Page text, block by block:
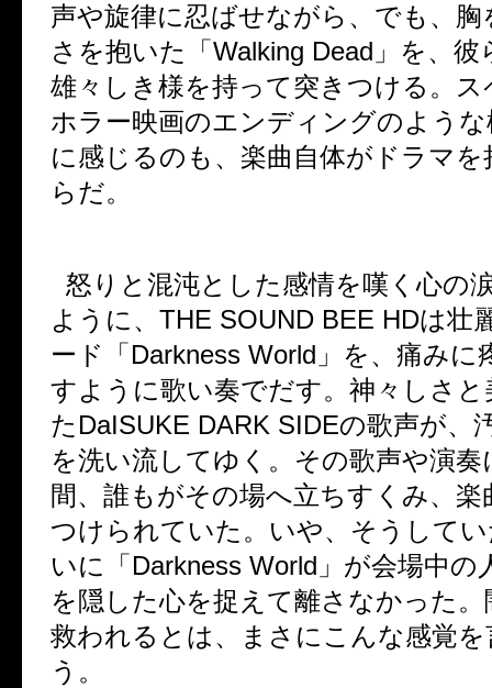
声や旋律に忍ばせながら、でも、胸
さを抱いた「 Walking Dead 」を、
雄々しき様を持って突きつける。
ホラー映画のエンディングのよう
に感じるのも、楽曲自体がドラマ
らだ。
怒りと混沌とした感情を嘆く心の
ように、 THE SOUND BEE HDは壮
ード「 Darkness World 」を、痛みに
すように歌い奏でだす。神々しさ
た DaISUKE DARK SIDEの歌声が、
を洗い流してゆく。その歌声や演
間、誰もがその場へ立ちすくみ、楽
つけられていた。いや、そうして
いに「 Darkness World 」が会場中の
を隠した心を捉えて離さなかった
救われるとは、まさにこんな感覚
う。